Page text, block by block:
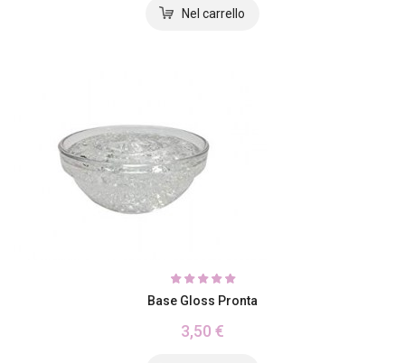
Base Gloss Pronta
3,50 €